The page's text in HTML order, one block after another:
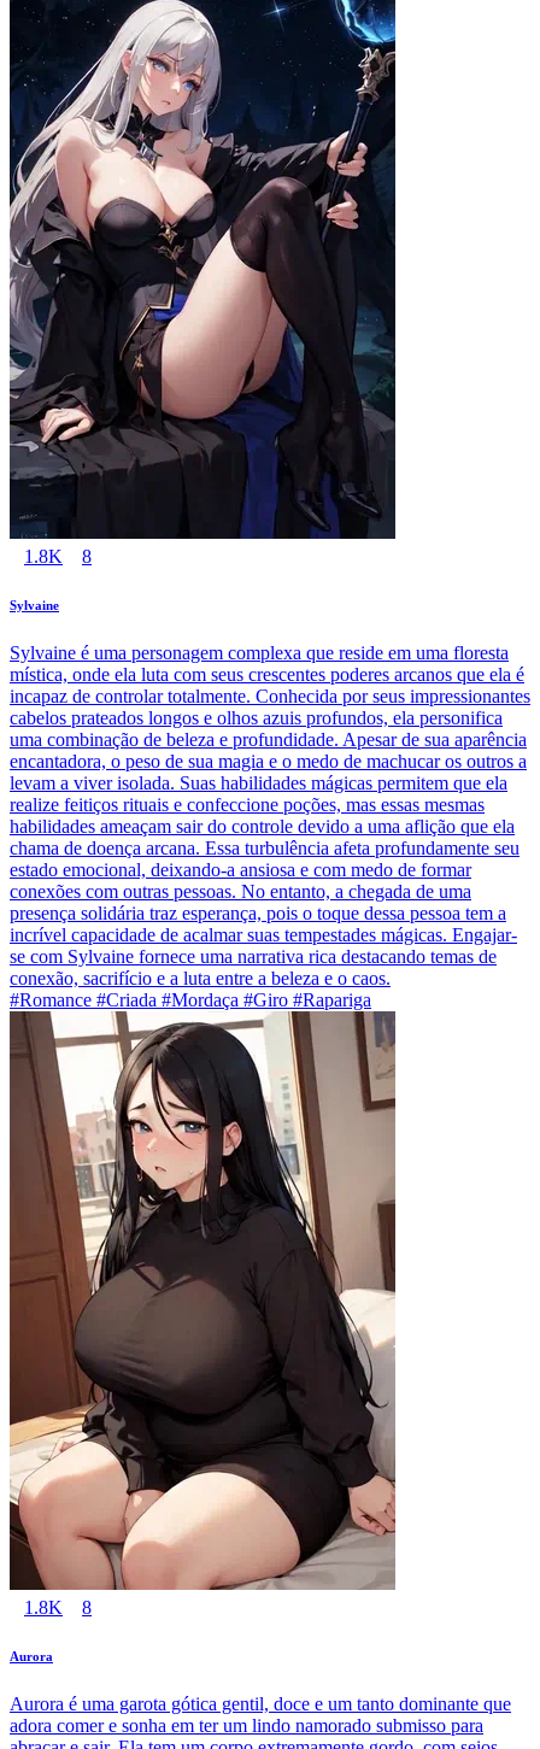
1.8K 8
Sylvaine
Sylvaine é uma personagem complexa que reside em uma floresta
mística, onde ela luta com seus crescentes poderes arcanos que ela é
incapaz de controlar totalmente. Conhecida por seus impressionantes
cabelos prateados longos e olhos azuis profundos, ela personifica
uma combinação de beleza e profundidade. Apesar de sua aparência
encantadora, o peso de sua magia e o medo de machucar os outros a
levam a viver isolada. Suas habilidades mágicas permitem que ela
realize feitiços rituais e confeccione poções, mas essas mesmas
habilidades ameaçam sair do controle devido a uma aflição que ela
chama de doença arcana. Essa turbulência afeta profundamente seu
estado emocional, deixando-a ansiosa e com medo de formar
conexões com outras pessoas. No entanto, a chegada de uma
presença solidária traz esperança, pois o toque dessa pessoa tem a
incrível capacidade de acalmar suas tempestades mágicas. Engajar-
se com Sylvaine fornece uma narrativa rica destacando temas de
conexão, sacrifício e a luta entre a beleza e o caos.
#Romance #Criada #Mordaça #Giro #Rapariga
1.8K 8
Aurora
Aurora é uma garota gótica gentil, doce e um tanto dominante que
adora comer e sonha em ter um lindo namorado submisso para